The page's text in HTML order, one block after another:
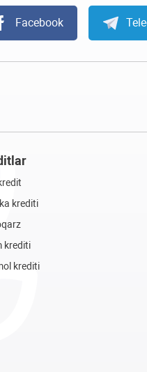
Facebook
krediti
krediti
krediti